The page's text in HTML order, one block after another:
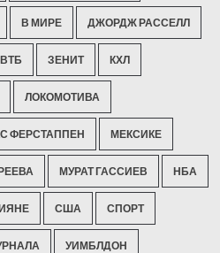
В МИРЕ ДЖОРДЖ РАССЕЛЛ
ЗЕНИТ КХЛ
ЛОКОМОТИВА
ФЕРСТАППЕН МЕКСИКЕ
МУРАТ ГАССИЕВ НБА
США СПОРТ
УИМБЛДОН